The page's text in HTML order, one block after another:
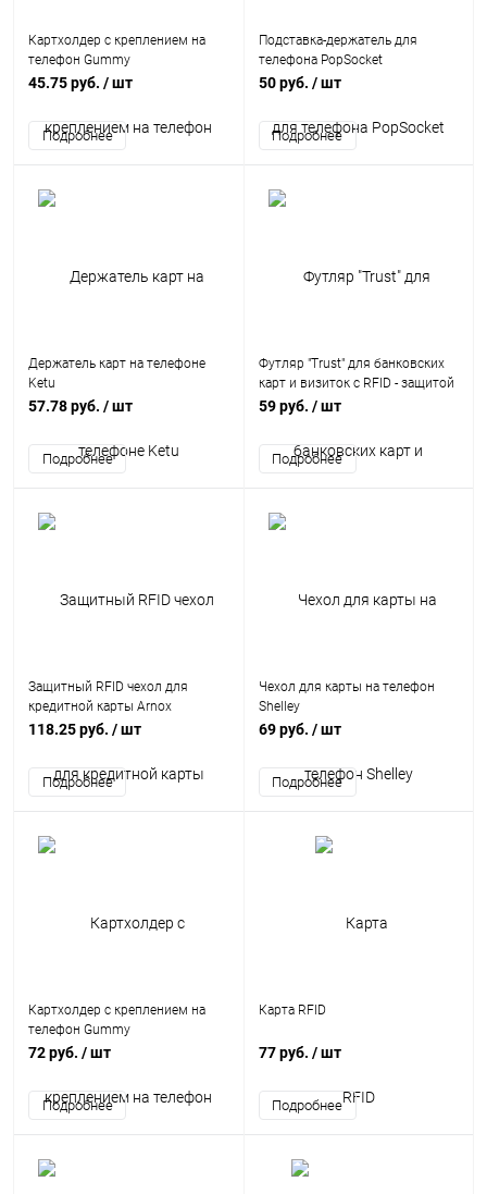
Картхолдер с креплением на
телефон Gummy
45.75 руб. / шт
Подставка-держатель для
телефона PopSocket
50 руб. / шт
Держатель карт на телефоне
Ketu
57.78 руб. / шт
Футляр "Trust" для банковских
карт и визиток с RFID - защитой
от считывания данных,
59 руб. / шт
Защитный RFID чехол для
кредитной карты Arnox
118.25 руб. / шт
Чехол для карты на телефон
Shelley
69 руб. / шт
Картхолдер с креплением на
телефон Gummy
72 руб. / шт
Карта RFID
77 руб. / шт